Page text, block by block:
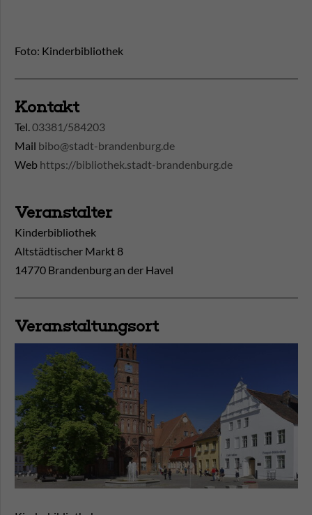
Foto: Kinderbibliothek
Kontakt
Tel.03381/584203
Mail bibo@stadt-brandenburg.de
Web https://bibliothek.stadt-brandenburg.de
Veranstalter
Kinderbibliothek
Altstädtischer Markt 8
14770 Brandenburg an der Havel
Veranstaltungsort